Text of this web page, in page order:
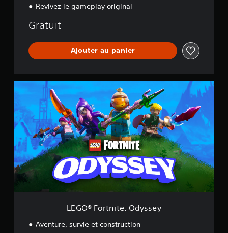
Revivez le gameplay original
Gratuit
Ajouter au panier
E
G
O
®
F
o
r
t
n
e
LEGO® Fortnite: Odyssey
Aventure, survie et construction